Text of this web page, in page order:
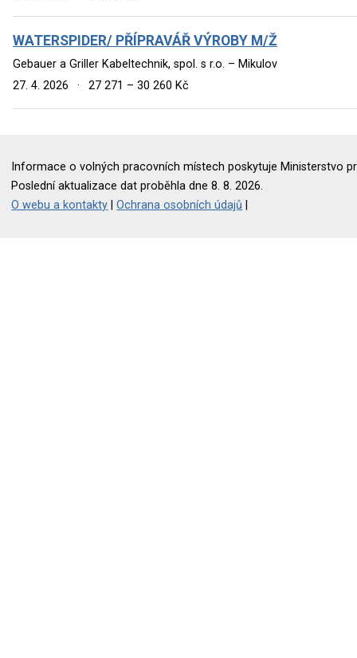
WATERSPIDER/ PŘÍPRAVÁŘ VÝROBY M/Ž
Gebauer a Griller Kabeltechnik, spol. s r.o. – Mikulov
27. 4. 2026
· 27 271 – 30 260 Kč
Informace o volných pracovních místech poskytuje Ministerstvo
Poslední aktualizace dat proběhla dne 8. 8. 2026.
O webu a kontakty |Ochrana osobních údajů